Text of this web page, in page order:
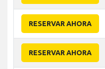
RESERVAR AHORA
RESERVAR AHORA